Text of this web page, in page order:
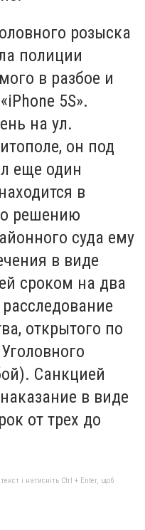
розыска
полиции
в разбое и
5S».
на ул.
он под
еще один
в
решению
суда ему
в виде
сроком на два
открытого по
Санкцией
в виде
от трех до
і натисніть Ctrl + Enter, щоб